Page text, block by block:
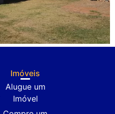
Imóveis
Alugue um
Imóvel